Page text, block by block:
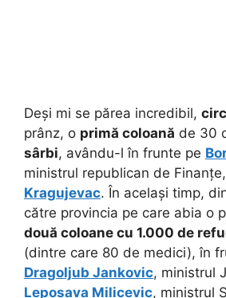
Deși mi se părea incredibil,
prânz, o primă coloană de 30
sârbi, avându-l în frunte pe
ministrul republican de
Kragujevac. În același timp,
către provincia pe care abia o
două coloane cu 1.000 de
(dintre care 80 de medici), în
Dragoljub Jankovic, ministrul
Leposava Milicevic, ministrul